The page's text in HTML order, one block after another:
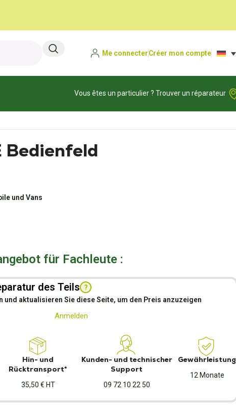
Me connecterCréer mon compte
Vous êtes un particulier ? Trouver un réparateur
Bedienfeld
und Vans
für Fachleute :
des Teils ?
und aktualisieren Sie diese Seite, um den Preis anzuzeigen
Anmelden
Hin- und
Rücktransport*
35,50 € HT
Kunden- und technischer
Support
09 72 10 22 50
Gewährleistung
12 Monate